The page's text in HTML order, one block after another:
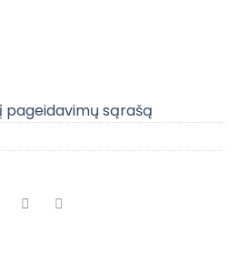
pageidavimų sąrašą